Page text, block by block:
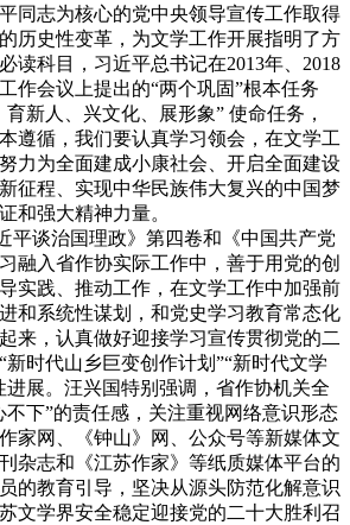
同志为核心的党中央领导宣传工作取得
历史性变革，为文学工作开展指明了方
读科目，习近平总书记在2013年、2018
作会议上提出的“两个巩固”根本任务
新人、兴文化、展形象” 使命任务，
遵循，我们要认真学习领会，在文学工
力为全面建成小康社会、开启全面建设
征程、实现中华民族伟大复兴的中国梦
和强大精神力量。
谈治国理政》第四卷和《中国共产党
融入省作协实际工作中，善于用党的创
实践、推动工作，在文学工作中加强前
和系统性谋划，和党史学习教育常态化
来，认真做好迎接学习宣传贯彻党的二
时代山乡巨变创作计划”“新时代文学
进展。汪兴国特别强调，省作协机关全
不下”的责任感，关注重视网络意识形态
家网、《钟山》网、公众号等新媒体文
杂志和《江苏作家》等纸质媒体平台的
的教育引导，坚决从源头防范化解意识
文学界安全稳定迎接党的二十大胜利召